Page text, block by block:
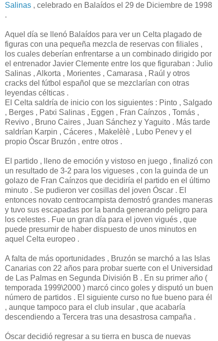
Salinas , celebrado en Balaídos el 29 de Diciembre de 1998
.
Aquel día se llenó Balaídos para ver un Celta plagado de
figuras con una pequeña mezcla de reservas con filiales ,
los cuales deberían enfrentarse a un combinado dirigido por
el entrenador Javier Clemente entre los que figuraban : Julio
Salinas , Alkorta , Morientes , Camarasa , Raúl y otros
cracks del fútbol español que se mezclarían con otras
leyendas célticas .
El Celta saldría de inicio con los siguientes : Pinto , Salgado
, Berges , Patxi Salinas , Eggen , Fran Caínzos , Tomás ,
Revivo , Bruno Caires , Juan Sánchez y Yaguito . Más tarde
saldrían Karpin , Cáceres , Makelèlè , Lubo Penev y el
propio Óscar Bruzón , entre otros .
El partido , lleno de emoción y vistoso en juego , finalizó con
un resultado de 3-2 para los vigueses , con la guinda de un
golazo de Fran Caínzos que decidiría el partido en el último
minuto . Se pudieron ver cosillas del joven Óscar . El
entonces novato centrocampista demostró grandes maneras
y tuvo sus escapadas por la banda generando peligro para
los celestes . Fue un gran día para el joven vigués , que
puede presumir de haber dispuesto de unos minutos en
aquel Celta europeo .
A falta de más oportunidades , Bruzón se marchó a las Islas
Canarias con 22 años para probar suerte con el Universidad
de Las Palmas en Segunda División B . En su primer año (
temporada 1999\2000 ) marcó cinco goles y disputó un buen
número de partidos . El siguiente curso no fue bueno para él
, aunque tampoco para el club insular , que acabaría
descendiendo a Tercera tras una desastrosa campaña .
Óscar decidió regresar a su tierra en busca de nuevas